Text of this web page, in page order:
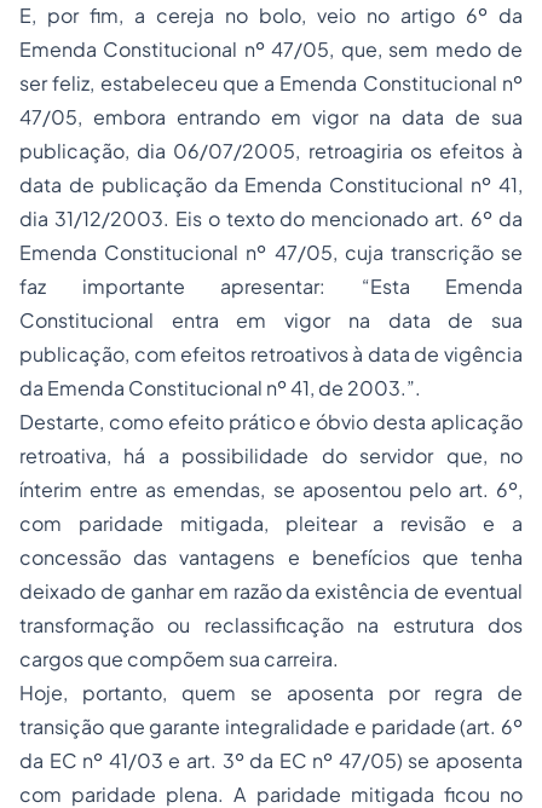
E, por fim, a cereja no bolo, veio no artigo 6º da
Emenda Constitucional nº 47/05, que, sem medo de
ser feliz, estabeleceu que a Emenda Constitucional nº
47/05, embora entrando em vigor na data de sua
publicação, dia 06/07/2005, retroagiria os efeitos à
data de publicação da Emenda Constitucional nº 41,
dia 31/12/2003. Eis o texto do mencionado art. 6º da
Emenda Constitucional nº 47/05, cuja transcrição se
faz importante apresentar: “Esta Emenda
Constitucional entra em vigor na data de sua
publicação, com efeitos retroativos à data de vigência
da Emenda Constitucional nº 41, de 2003.”.
Destarte, como efeito prático e óbvio desta aplicação
retroativa, há a possibilidade do servidor que, no
ínterim entre as emendas, se aposentou pelo art. 6º,
com paridade mitigada, pleitear a revisão e a
concessão das vantagens e benefícios que tenha
deixado de ganhar em razão da existência de eventual
transformação ou reclassificação na estrutura dos
cargos que compõem sua carreira.
Hoje, portanto, quem se aposenta por regra de
transição que garante integralidade e paridade (art. 6º
da EC nº 41/03 e art. 3º da EC nº 47/05) se aposenta
com paridade plena. A paridade mitigada ficou no